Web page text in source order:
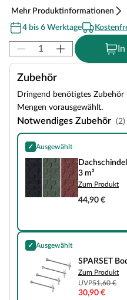
Mehr Produktinformationen
4 bis 6 Werktage
Zubehör
Dringend benötigtes
Mengen vorausgewählt.
Notwendiges Zubehör (2)
✓ Ausgewählt
Dachschindeln Biberschwanz in
3 m²
Zum Produkt
44,90 €
✓ Ausgewählt
SPARSET Bodenanker, 4 Stück
SPARSET
Zum Produkt
UVP51,60 €
30,90 €